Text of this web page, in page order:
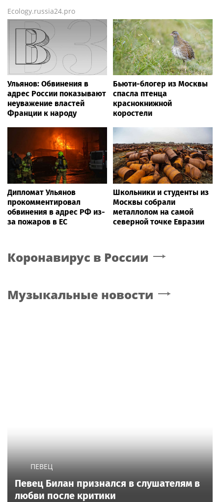
Ecology.russia24.pro
Ульянов: Обвинения в
адрес России показывают
неуважение властей
Франции к народу
Бьюти-блогер из Москвы
спасла птенца
краснокнижной
коростели
Дипломат Ульянов
прокомментировал
обвинения в адрес РФ из-
за пожаров в ЕС
Школьники и студенты из
Москвы собрали
металлолом на самой
северной точке Евразии
Коронавирус в России
Музыкальные новости
ПЕВЕЦ
Певец Билан признался в слушателям в
любви после критики